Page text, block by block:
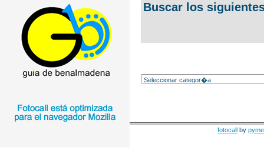
Buscar los
fotocall by